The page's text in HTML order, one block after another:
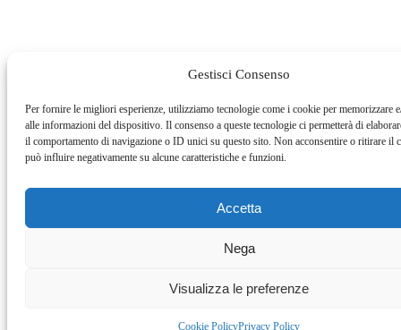
Gestisci Consenso
Per fornire le migliori esperienze, utilizziamo tecnologie come i cookie per memorizzare
alle informazioni del dispositivo. Il consenso a queste tecnologie ci permetterà di
il comportamento di navigazione o ID unici su questo sito. Non acconsentire o ritirare il
può influire negativamente su alcune caratteristiche e funzioni.
Accetta
Nega
Visualizza le preferenze
Cookie PolicyPrivacy Policy